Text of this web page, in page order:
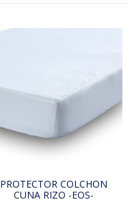
PROTECTOR COLCHON
CUNA RIZO -EOS-